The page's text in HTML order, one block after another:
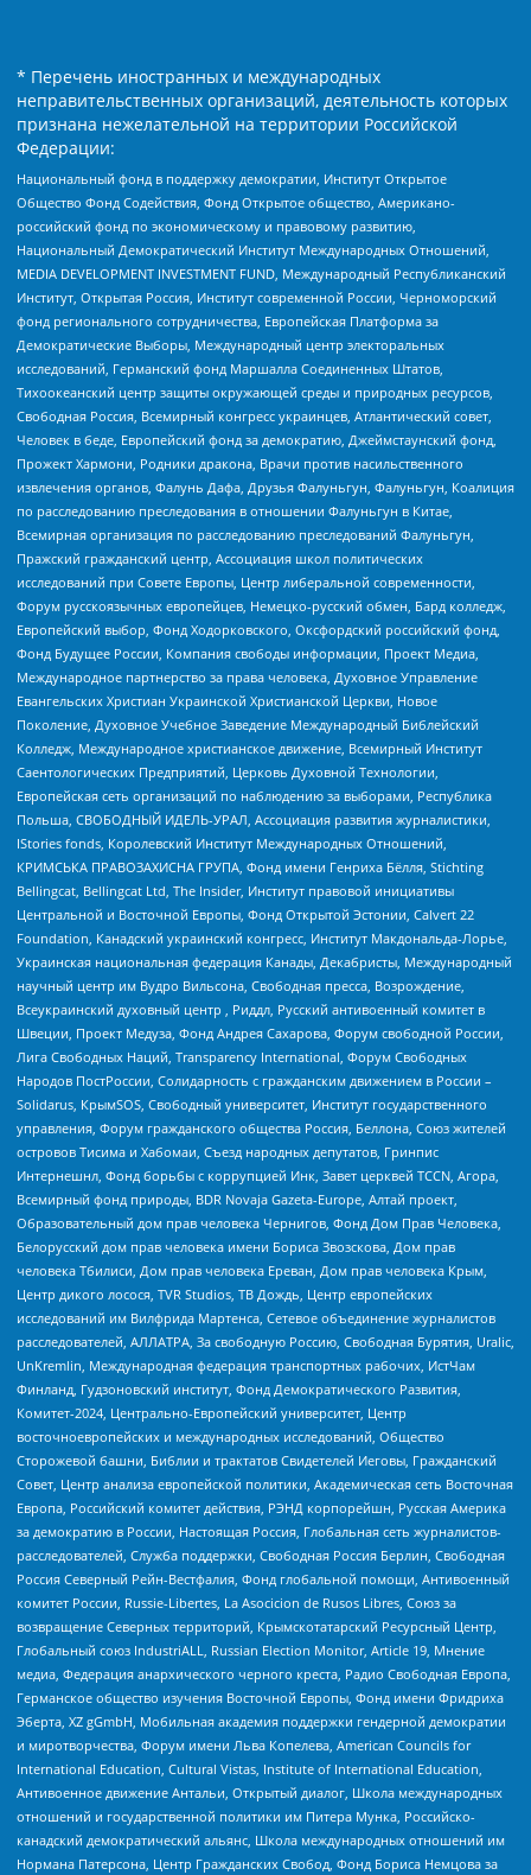
* Перечень иностранных и международных
неправительственных организаций, деятельность которых
признана нежелательной на территории Российской
Федерации:
Национальный фонд в поддержку демократии, Институт Открытое
Общество Фонд Содействия, Фонд Открытое общество, Американо-
российский фонд по экономическому и правовому развитию,
Национальный Демократический Институт Международных Отношений,
MEDIA DEVELOPMENT INVESTMENT FUND, Международный Республиканский
Институт, Открытая Россия, Институт современной России, Черноморский
фонд регионального сотрудничества, Европейская Платформа за
Демократические Выборы, Международный центр электоральных
исследований, Германский фонд Маршалла Соединенных Штатов,
Тихоокеанский центр защиты окружающей среды и природных ресурсов,
Свободная Россия, Всемирный конгресс украинцев, Атлантический совет,
Человек в беде, Европейский фонд за демократию, Джеймстаунский фонд,
Прожект Хармони, Родники дракона, Врачи против насильственного
извлечения органов, Фалунь Дафа, Друзья Фалуньгун, Фалуньгун, Коалиция
по расследованию преследования в отношении Фалуньгун в Китае,
Всемирная организация по расследованию преследований Фалуньгун,
Пражский гражданский центр, Ассоциация школ политических
исследований при Совете Европы, Центр либеральной современности,
Форум русскоязычных европейцев, Немецко-русский обмен, Бард колледж,
Европейский выбор, Фонд Ходорковского, Оксфордский российский фонд,
Фонд Будущее России, Компания свободы информации, Проект Медиа,
Международное партнерство за права человека, Духовное Управление
Евангельских Христиан Украинской Христианской Церкви, Новое
Поколение, Духовное Учебное Заведение Международный Библейский
Колледж, Международное христианское движение, Всемирный Институт
Саентологических Предприятий, Церковь Духовной Технологии,
Европейская сеть организаций по наблюдению за выборами, Республика
Польша, СВОБОДНЫЙ ИДЕЛЬ-УРАЛ, Ассоциация развития журналистики,
IStories fonds, Королевский Институт Международных Отношений,
КРИМСЬКА ПРАВОЗАХИСНА ГРУПА, Фонд имени Генриха Бёлля, Stichting
Bellingcat, Bellingcat Ltd, The Insider, Институт правовой инициативы
Центральной и Восточной Европы, Фонд Открытой Эстонии, Calvert 22
Foundation, Канадский украинский конгресс, Институт Макдональда-Лорье,
Украинская национальная федерация Канады, Декабристы, Международный
научный центр им Вудро Вильсона, Свободная пресса, Возрождение,
Всеукраинский духовный центр , Риддл, Русский антивоенный комитет в
Швеции, Проект Медуза, Фонд Андрея Сахарова, Форум свободной России,
Лига Свободных Наций, Transparеncy International, Форум Свободных
Народов ПостРоссии, Солидарность с гражданским движением в России –
Solidarus, КрымSOS, Свободный университет, Институт государственного
управления, Форум гражданского общества Россия, Беллона, Союз жителей
островов Тисима и Хабомаи, Съезд народных депутатов, Гринпис
Интернешнл, Фонд борьбы с коррупцией Инк, Завет церквей TCCN, Агора,
Всемирный фонд природы, BDR Novaja Gazeta-Europe, Алтай проект,
Образовательный дом прав человека Чернигов, Фонд Дом Прав Человека,
Белорусский дом прав человека имени Бориса Звозскова, Дом прав
человека Тбилиси, Дом прав человека Ереван, Дом прав человека Крым,
Центр дикого лосося, TVR Studios, ТВ Дождь, Центр европейских
исследований им Вилфрида Мартенса, Сетевое объединение журналистов
расследователей, АЛЛАТРА, За свободную Россию, Свободная Бурятия, Uralic,
UnKremlin, Международная федерация транспортных рабочих, ИстЧам
Финланд, Гудзоновский институт, Фонд Демократического Развития,
Комитет-2024, Центрально-Европейский университет, Центр
восточноевропейских и международных исследований, Общество
Сторожевой башни, Библии и трактатов Свидетелей Иеговы, Гражданский
Совет, Центр анализа европейской политики, Академическая сеть Восточная
Европа, Российский комитет действия, РЭНД корпорейшн, Русская Америка
за демократию в России, Настоящая Россия, Глобальная сеть журналистов-
расследователей, Служба поддержки, Свободная Россия Берлин, Свободная
Россия Северный Рейн-Вестфалия, Фонд глобальной помощи, Антивоенный
комитет России, Russie-Libertes, La Asocicion de Rusos Libres, Союз за
возвращение Северных территорий, Крымскотатарский Ресурсный Центр,
Глобальный союз IndustriALL, Russian Election Monitor, Article 19, Мнение
медиа, Федерация анархического черного креста, Радио Свободная Европа,
Германское общество изучения Восточной Европы, Фонд имени Фридриха
Эберта, XZ gGmbH, Мобильная академия поддержки гендерной демократии
и миротворчества, Форум имени Льва Копелева, American Councils for
International Education, Cultural Vistas, Institute of International Education,
Антивоенное движение Антальи, Открытый диалог, Школа международных
отношений и государственной политики им Питера Мунка, Российско-
канадский демократический альянс, Школа международных отношений им
Нормана Патерсона, Центр Гражданских Свобод, Фонд Бориса Немцова за